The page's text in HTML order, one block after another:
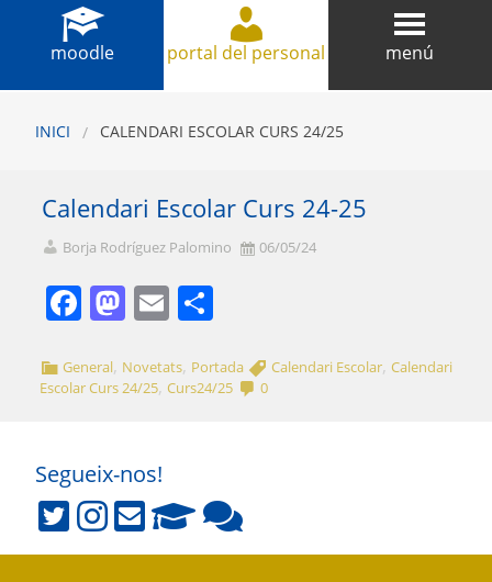
moodle portal del personal menú
INICI CALENDARI ESCOLAR CURS 24/25
Calendari Escolar Curs 24-25
Borja Rodríguez Palomino 06/05/24
Facebook
Mastodon
Email
General, Novetats, Portada Calendari Escolar,Calendari
Escolar Curs 24/25, Curs24/25 0
Segueix-nos!